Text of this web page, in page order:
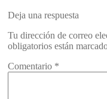
Deja una respuesta
Tu dirección de correo
obligatorios están
Comentario *